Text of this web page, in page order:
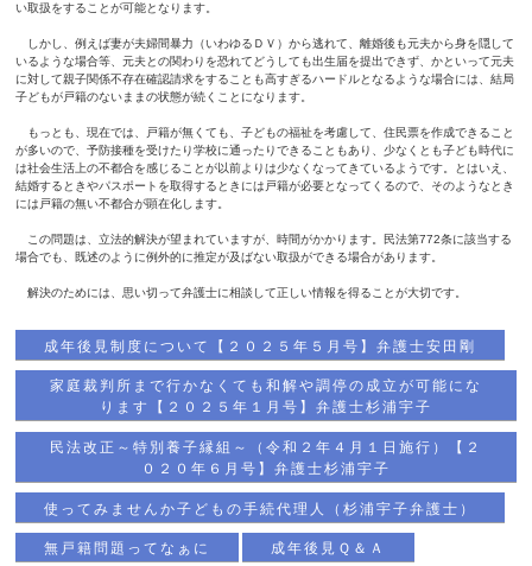
い取扱をすることが可能となります。
しかし、例えば妻が夫婦間暴力（いわゆるＤＶ）から逃れて、離婚後も元夫から身を隠して
いるような場合等、元夫との関わりを恐れてどうしても出生届を提出できず、かといって元夫
に対して親子関係不存在確認請求をすることも高すぎるハードルとなるような場合には、結局
子どもが戸籍のないままの状態が続くことになります。
もっとも、現在では、戸籍が無くても、子どもの福祉を考慮して、住民票を作成できること
が多いので、予防接種を受けたり学校に通ったりできることもあり、少なくとも子ども時代に
は社会生活上の不都合を感じることが以前よりは少なくなってきているようです。とはいえ、
結婚するときやパスポートを取得するときには戸籍が必要となってくるので、そのようなとき
には戸籍の無い不都合が顕在化します。
この問題は、立法的解決が望まれていますが、時間がかかります。民法第772条に該当する
場合でも、既述のように例外的に推定が及ばない取扱ができる場合があります。
解決のためには、思い切って弁護士に相談して正しい情報を得ることが大切です。
成年後見制度について【２０２５年５月号】弁護士安田剛
家庭裁判所まで行かなくても和解や調停の成立が可能にな
ります【２０２５年１月号】弁護士杉浦宇子
民法改正～特別養子縁組～（令和２年４月１日施行）【２
０２０年６月号】弁護士杉浦宇子
使ってみませんか子どもの手続代理人（杉浦宇子弁護士）
無戸籍問題ってなぁに 成年後見Ｑ＆Ａ